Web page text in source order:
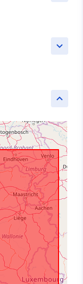
keyboard_arrow_down
keyboard_arrow_up